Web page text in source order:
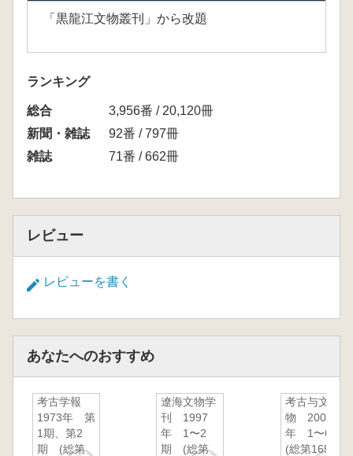
「黒龍江文物叢刊」から改題
ランキング
総合
3,956番 / 20,120冊
新聞・雑誌
92番 / 797冊
雑誌
71番 / 662冊
レビュー
レビューを書く
あなたへのおすすめ
考古学報
1973年 第
1期、第2
期 (総第
遼海文物学
刊 1997
年 1〜2
期 (総第
考古与文
物 2008
年 1〜6
(総第165〜